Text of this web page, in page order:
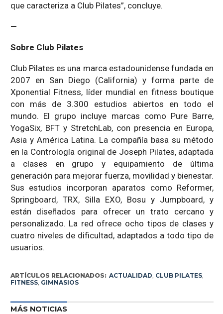
que caracteriza a Club Pilates”, concluye.
—
Sobre Club Pilates
Club Pilates es una marca estadounidense fundada en
2007 en San Diego (California) y forma parte de
Xponential Fitness, líder mundial en fitness boutique
con más de 3.300 estudios abiertos en todo el
mundo. El grupo incluye marcas como Pure Barre,
YogaSix, BFT y StretchLab, con presencia en Europa,
Asia y América Latina. La compañía basa su método
en la Contrología original de Joseph Pilates, adaptada
a clases en grupo y equipamiento de última
generación para mejorar fuerza, movilidad y bienestar.
Sus estudios incorporan aparatos como Reformer,
Springboard, TRX, Silla EXO, Bosu y Jumpboard, y
están diseñados para ofrecer un trato cercano y
personalizado. La red ofrece ocho tipos de clases y
cuatro niveles de dificultad, adaptados a todo tipo de
usuarios.
ARTÍCULOS RELACIONADOS: ACTUALIDAD, CLUB PILATES,
FITNESS, GIMNASIOS
MÁS NOTICIAS